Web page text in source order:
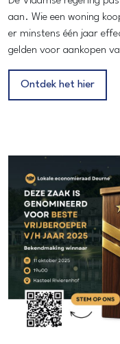
aan. Wie een woning
er minstens één jaar
gelden voor aankopen
Ontdek het hier